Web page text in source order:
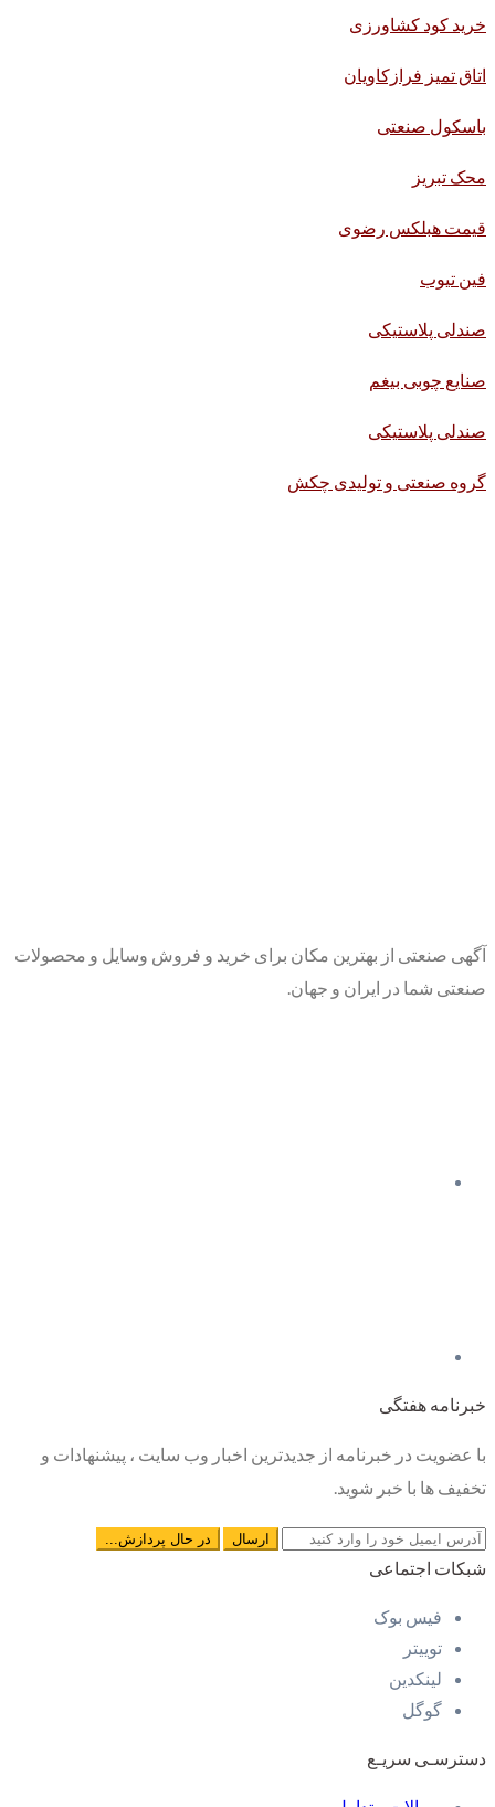
خرید کود کشاورزی
اتاق تمیز فرازکاویان
باسکول صنعتی
محک تبریز
قیمت هبلکس رضوی
فین تیوب
صندلی پلاستیکی
صنایع چوبی بیغم
صندلی پلاستیکی
گروه صنعتی و تولیدی چکش
آگهی صنعتی از بهترین مکان برای خرید و فروش وسایل و محصولات
صنعتی شما در ایران و جهان.
خبرنامه هفتگی
با عضویت در خبرنامه از جدیدترین اخبار وب سایت ، پیشنهادات و
تخفیف ها با خبر شوید.
شبکات اجتماعی
فیس بوک
توییتر
لینکدین
گوگل
دسترسـی سریـع